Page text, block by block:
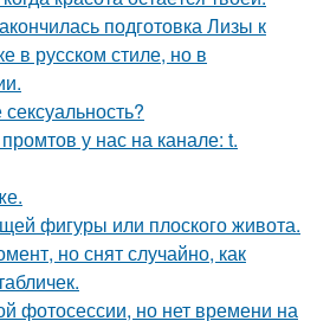
подготовка Лизы к
в русском стиле, но в
у нас на канале: t.
фигуры или плоского живота.
но снят случайно, как
фотосессии, но нет времени на